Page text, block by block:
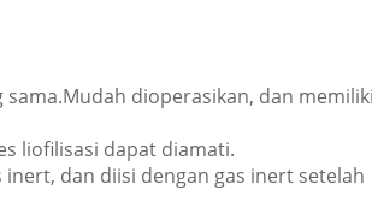
dioperasikan, dan
liofilisasi dapat diamati.
dan diisi dengan gas inert setelah